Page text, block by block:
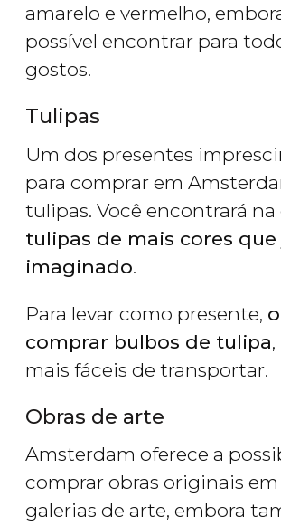
amarelo e vermelho,
possível encontrar para
gostos.
Tulipas
Um dos presentes
para comprar em
tulipas. Você encontrará
tulipas de mais cores que
imaginado.
Para levar como presente,
comprar bulbos de tulipa
mais fáceis de transportar.
Obras de arte
Amsterdam oferece a
comprar obras originais em
galerias de arte, embora